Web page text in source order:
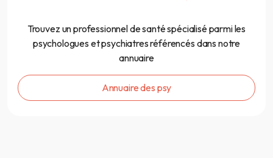
Trouvez un professionnel de santé spécialisé parmi les
psychologues et psychiatres référencés dans notre
annuaire
Annuaire des psy